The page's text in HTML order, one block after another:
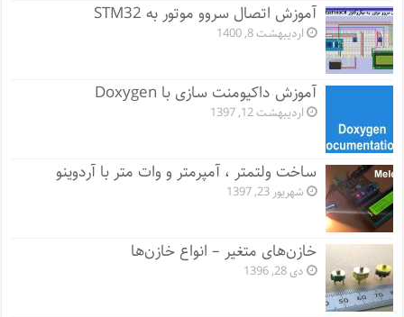
آموزش اتصال سروو موتور به STM32
اردیبهشت 8, 1400
آموزش داکیومنت سازی با Doxygen
اردیبهشت 12, 1397
ساخت ولتمتر ، آمپرمتر و وات متر با آردوینو
شهریور 23, 1397
خازن‌های متغیر – انواع خازن‌ها
دی 28, 1396